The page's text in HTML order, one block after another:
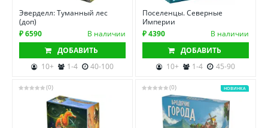
Эверделл: Туманный лес
(доп)
₽ 6590
В наличии
ДОБАВИТЬ
10+
1-4 40-100
Поселенцы. Северные
Империи
₽ 4390
В наличии
ДОБАВИТЬ
10+
1-4 45-90
(0) (0) НОВИНКА